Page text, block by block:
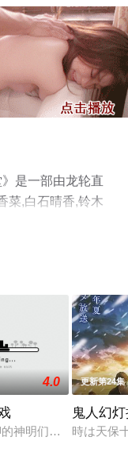
是一部由龙轮直
菜,白石晴香,铃木
,长谷川玲奈,石毛翔
高清未删减完整
大量难民涌入，更
4.0
神明们制作了一个终
更新第24集
鬼人幻
時は天保